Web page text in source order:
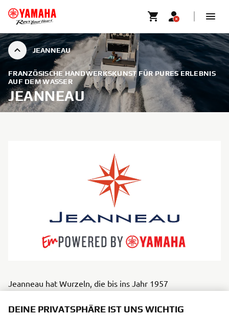
JEANNEAU
FRANZÖSISCHE HANDWERKSKUNST FÜR PURES ERLEBNIS
AUF DEM WASSER
JEANNEAU
Jeanneau hat Wurzeln, die bis ins Jahr 1957
die für jede Art, das Meer zu lieben, geeignet sind.
DEINE PRIVATSPHÄRE IST UNS WICHTIG